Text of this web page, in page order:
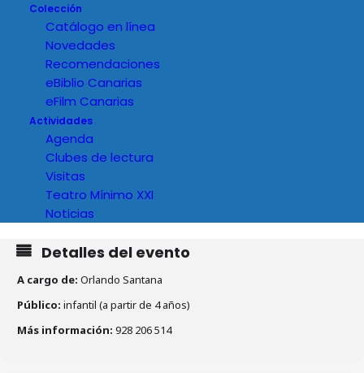
Colección
Catálogo en línea
Novedades
Recomendaciones
eBiblio Canarias
eFilm Canarias
Actividades
Agenda
Clubes de lectura
Visitas
Teatro Mínimo XXI
Noticias
Detalles del evento
A cargo de: Orlando Santana
Público: infantil (a partir de 4 años)
Más información: 928 206 514